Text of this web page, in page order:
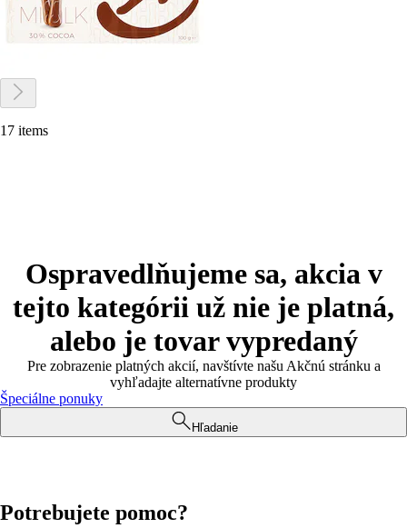
17 items
Ospravedlňujeme sa, akcia v
tejto kategórii už nie je platná,
alebo je tovar vypredaný
Pre zobrazenie platných akcií, navštívte našu Akčnú stránku a
vyhľadajte alternatívne produkty
Špeciálne ponuky
Hľadanie
Potrebujete pomoc?